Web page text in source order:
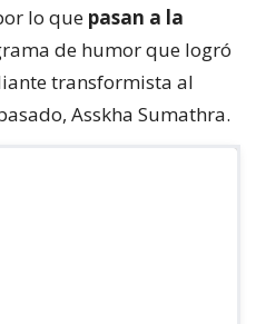
lo que pasan a la
de humor que logró
transformista al
Asskha Sumathra.